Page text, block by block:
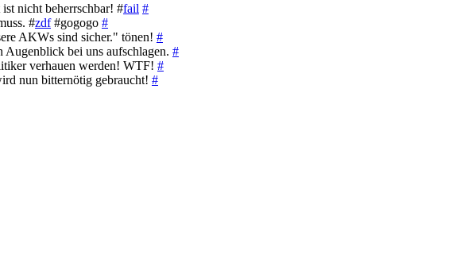
nicht beherrschbar! #fail #
#zdf#gogogo #
AKWs sind sicher." tönen! #
bei uns aufschlagen. #
verhauen werden! WTF! #
nun bitternötig gebraucht! #